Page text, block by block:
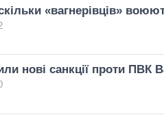
«вагнерівців»
нові санкції проти ПВК